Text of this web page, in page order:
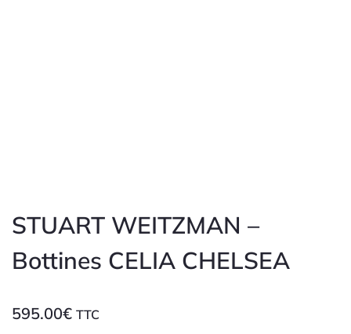
STUART WEITZMAN –
Bottines CELIA CHELSEA
595.00€ TTC